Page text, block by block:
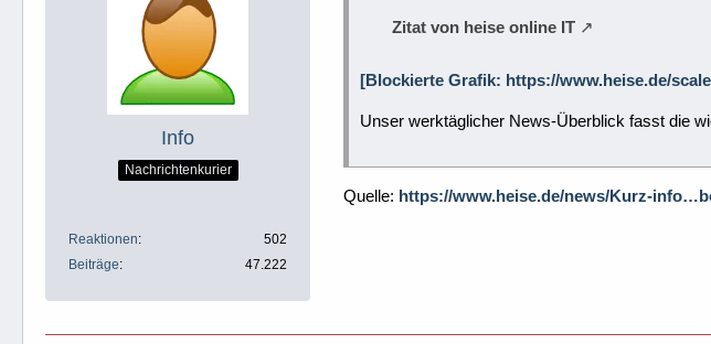
Info
Nachrichtenkurier
Reaktionen
502
Beiträge
47.222
Zitat von heise online IT
[Blockierte Grafik: https://www.heise.de/
Unser werktäglicher News-Überblick fasst die
Quelle: https://www.heise.de/news/Kurz-